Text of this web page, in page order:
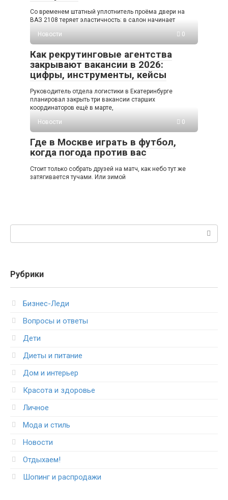
Со временем штатный уплотнитель проёма двери на
ВАЗ 2108 теряет эластичность: в салон начинает
Новости
0
Как рекрутинговые агентства
закрывают вакансии в 2026:
цифры, инструменты, кейсы
Руководитель отдела логистики в Екатеринбурге
планировал закрыть три вакансии старших
координаторов ещё в марте,
Новости
0
Где в Москве играть в футбол,
когда погода против вас
Стоит только собрать друзей на матч, как небо тут же
затягивается тучами. Или зимой
Рубрики
Бизнес-Леди
Вопросы и ответы
Дети
Диеты и питание
Дом и интерьер
Красота и здоровье
Личное
Мода и стиль
Новости
Отдыхаем!
Шопинг и распродажи